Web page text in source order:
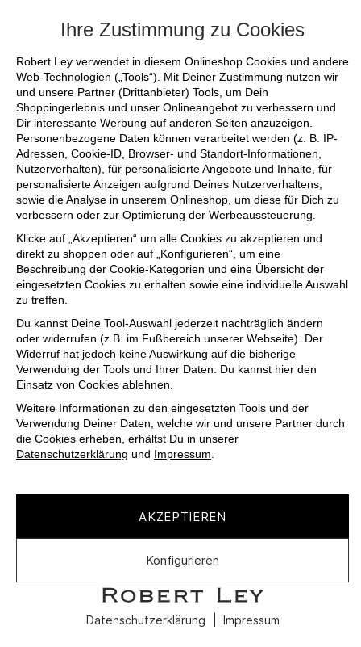
Ihre Zustimmung zu Cookies
Robert Ley verwendet in diesem Onlineshop Cookies und andere
Web-Technologien („Tools“). Mit Deiner Zustimmung nutzen wir
und unsere Partner (Drittanbieter) Tools, um Dein
Shoppingerlebnis und unser Onlineangebot zu verbessern und
Dir interessante Werbung auf anderen Seiten anzuzeigen.
Personenbezogene Daten können verarbeitet werden (z. B. IP-
Adressen, Cookie-ID, Browser- und Standort-Informationen,
Nutzerverhalten), für personalisierte Angebote und Inhalte, für
personalisierte Anzeigen aufgrund Deines Nutzerverhaltens,
sowie die Analyse in unserem Onlineshop, um diese für Dich zu
verbessern oder zur Optimierung der Werbeaussteuerung.
Klicke auf „Akzeptieren“ um alle Cookies zu akzeptieren und
direkt zu shoppen oder auf „Konfigurieren“, um eine
Beschreibung der Cookie-Kategorien und eine Übersicht der
eingesetzten Cookies zu erhalten sowie eine individuelle Auswahl
zu treffen.
Du kannst Deine Tool-Auswahl jederzeit nachträglich ändern
oder widerrufen (z.B. im Fußbereich unserer Webseite). Der
Widerruf hat jedoch keine Auswirkung auf die bisherige
Verwendung der Tools und Ihrer Daten. Du kannst hier den
Einsatz von Cookies ablehnen.
Weitere Informationen zu den eingesetzten Tools und der
Verwendung Deiner Daten, welche wir und unsere Partner durch
die Cookies erheben, erhältst Du in unserer
Datenschutzerklärung und Impressum.
AKZEPTIEREN
Konfigurieren
Datenschutzerklärung Impressum